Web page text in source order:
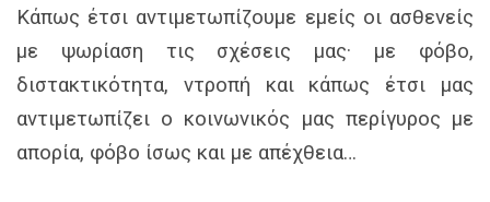
Κάπως έτσι αντιμετωπίζουμε εμείς οι ασθενείς
με ψωρίαση τις σχέσεις μας· με φόβο,
διστακτικότητα, ντροπή και κάπως έτσι μας
αντιμετωπίζει ο κοινωνικός μας περίγυρος με
απορία, φόβο ίσως και με απέχθεια…